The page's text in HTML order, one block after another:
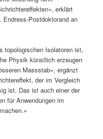
erklärt
Endress-Postdoktorand an
topologischen Isolatoren ist,
Physik künstlich erzeugen
Massstab», ergänzt
der im Vergleich
ist. Das ist auch einer der
für Anwendungen im